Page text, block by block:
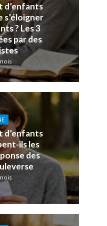
d’enfants
s’éloigner
? Les 3
par des
d’enfants
ils les
des